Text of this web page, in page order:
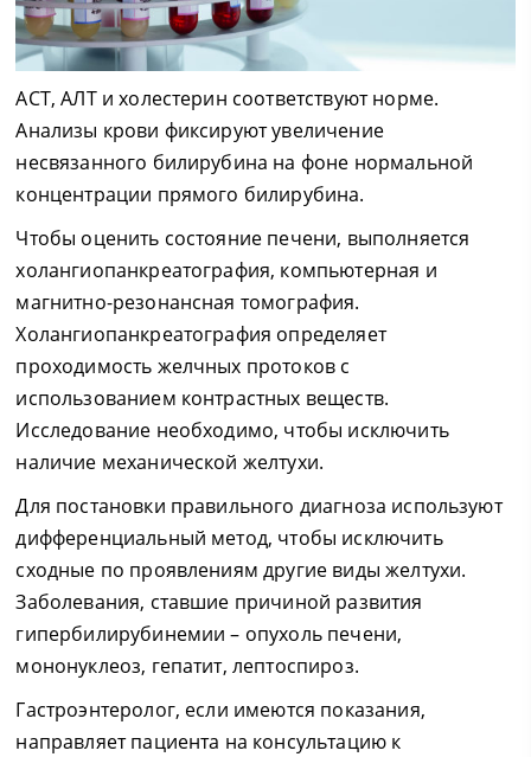
АСТ, АЛТ и холестерин соответствуют норме.
Анализы крови фиксируют увеличение
несвязанного билирубина на фоне нормальной
концентрации прямого билирубина.
Чтобы оценить состояние печени, выполняется
холангиопанкреатография, компьютерная и
магнитно-резонансная томография.
Холангиопанкреатография определяет
проходимость желчных протоков с
использованием контрастных веществ.
Исследование необходимо, чтобы исключить
наличие механической желтухи.
Для постановки правильного диагноза используют
дифференциальный метод, чтобы исключить
сходные по проявлениям другие виды желтухи.
Заболевания, ставшие причиной развития
гипербилирубинемии – опухоль печени,
мононуклеоз, гепатит, лептоспироз.
Гастроэнтеролог, если имеются показания,
направляет пациента на консультацию к